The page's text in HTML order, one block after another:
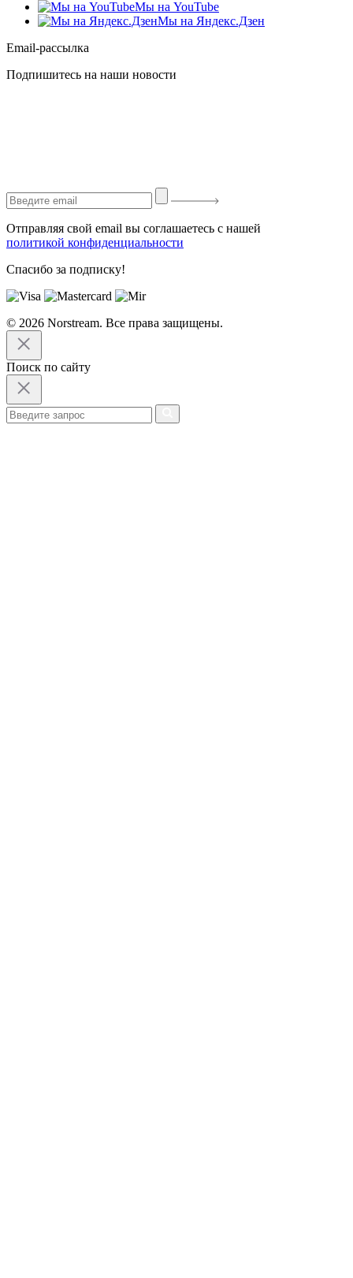
Мы на YouTube
Мы на Яндекс.Дзен
Email-рассылка
Подпишитесь на наши новости
Отправляя свой email вы соглашаетесь с нашей
политикой конфиденциальности
Спасибо за подписку!
© 2026 Norstream. Все права защищены.
Поиск по сайту